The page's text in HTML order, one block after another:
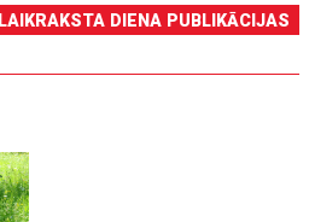
LAIKRAKSTA DIENA PUBLIKĀCIJAS